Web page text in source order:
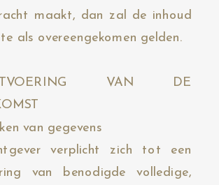
maakt, dan zal de inhoud
als overeengekomen gelden.
VAN DE
van gegevens
verplicht zich tot een
van benodigde volledige,